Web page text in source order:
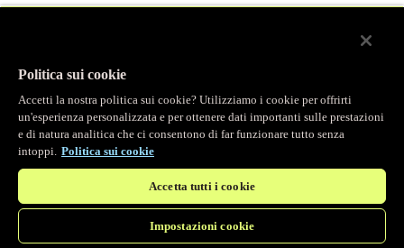
Main menu
/ Prodotti
Osservabilità
Logging in tempo reale
Politica sui cookie
Accetti la nostra politica sui cookie? Utilizziamo i cookie per offrirti
un'esperienza personalizzata e per ottenere dati importanti sulle prestazioni
e di natura analitica che ci consentono di far funzionare tutto senza
intoppi. Politica sui cookie
Accetta tutti i cookie
Impostazioni cookie